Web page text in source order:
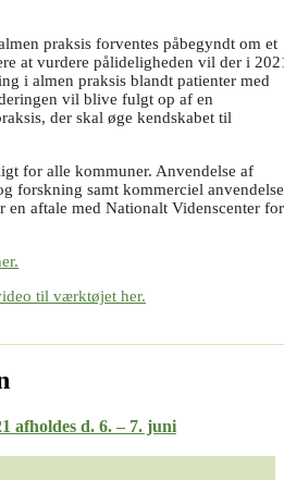
praksis forventes påbegyndt om et
at vurdere pålideligheden vil der i
i almen praksis blandt patienter med
vil blive fulgt op af en
der skal øge kendskabet til
for alle kommuner. Anvendelse af
forskning samt kommerciel anvendelse
en aftale med Nationalt Videnscenter for
til værktøjet her.
afholdes d. 6. – 7. juni